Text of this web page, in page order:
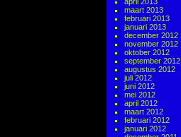
maart 2013
februari 2013
januari 2013
december 2012
november 2012
oktober 2012
september 2012
augustus 2012
juli 2012
juni 2012
mei 2012
april 2012
maart 2012
februari 2012
januari 2012